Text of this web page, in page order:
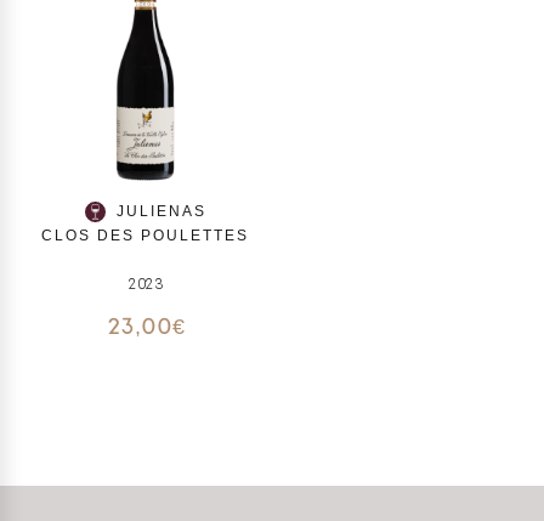
JULIENAS
CLOS DES POULETTES
2023
23,00€